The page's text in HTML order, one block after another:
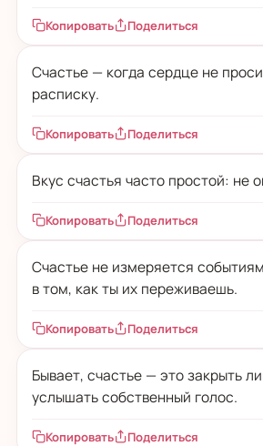
Копировать Поделиться
Счастье — когда сердце не
расписку.
Копировать Поделиться
Вкус счастья часто простой: не
Копировать Поделиться
Счастье не измеряется
в том, как ты их переживаешь.
Копировать Поделиться
Бывает, счастье — это закрыть
услышать собственный голос.
Копировать Поделиться